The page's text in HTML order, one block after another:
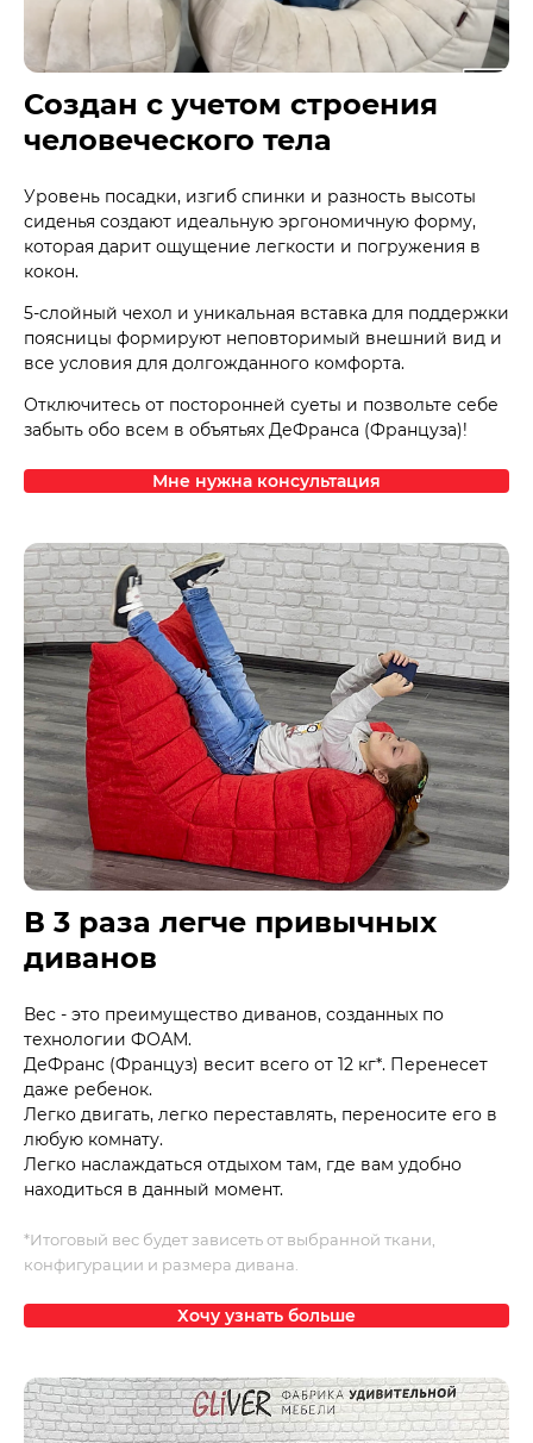
Создан с учетом строения
человеческого тела
Уровень посадки, изгиб спинки и разность высоты
сиденья создают идеальную эргономичную форму,
которая дарит ощущение легкости и погружения в
кокон.
5-слойный чехол и уникальная вставка для поддержки
поясницы формируют неповторимый внешний вид и
все условия для долгожданного комфорта.
Отключитесь от посторонней суеты и позвольте себе
забыть обо всем в объятьях ДеФранса (Француза)!
Мне нужна консультация
В 3 раза легче привычных
диванов
Вес - это преимущество диванов, созданных по
технологии ФОАМ.
ДеФранс (Француз) весит всего от 12 кг*. Перенесет
даже ребенок.
Легко двигать, легко переставлять, переносите его в
любую комнату.
Легко наслаждаться отдыхом там, где вам удобно
находиться в данный момент.
*Итоговый вес будет зависеть от выбранной ткани,
конфигурации и размера дивана.
Хочу узнать больше